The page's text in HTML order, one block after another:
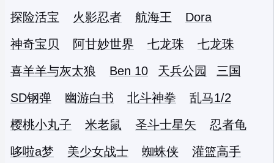
探险活宝 火影忍者 航海王
Dora
神奇宝贝
阿甘妙世界 七龙珠
七龙珠
喜羊羊与灰太狼
Ben 10 天兵公园
三国
SD钢弹
幽游白书 北斗神拳
乱马1/2
樱桃小丸子
米老鼠 圣斗士星矢
忍者龟
哆啦a梦
美少女战士 蜘蛛侠
灌篮高手